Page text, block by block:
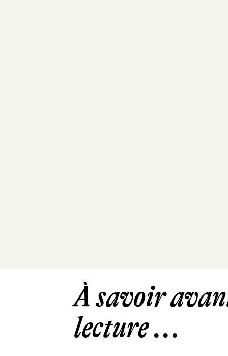
À savoir
lecture ...